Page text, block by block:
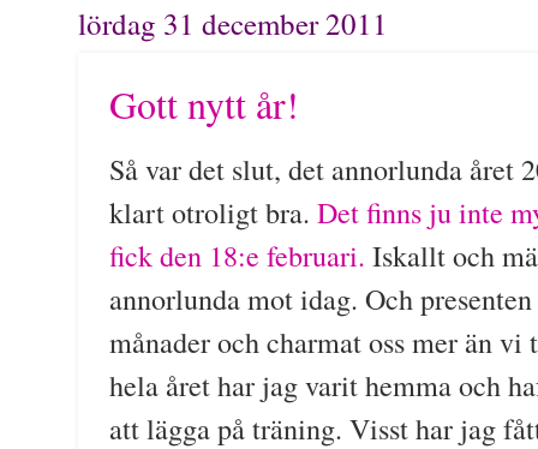
lördag 31 december 2011
Gott nytt år!
Så var det slut, det annorlunda året
klart otroligt bra. Det finns ju inte
fick den 18:e februari. Iskallt och
annorlunda mot idag. Och
månader och charmat oss mer än
hela året har jag varit hemma och
att lägga på träning. Visst har jag